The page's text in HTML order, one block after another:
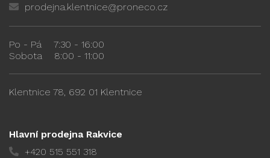
prodejna.klentnice@proneco.cz
Po - Pá
7:30 - 16:00
Sobota
8:00 - 11:00
Klentnice 78, 692 01 Klentnice
Hlavní prodejna Rakvice
+420 515 551 318